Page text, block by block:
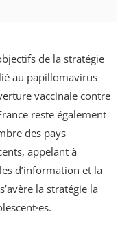
de la stratégie
au papillomavirus
vaccinale contre
reste également
des pays
appelant à
d’information et la
la stratégie la